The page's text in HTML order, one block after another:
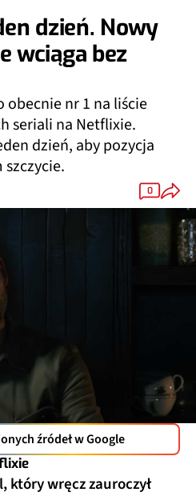
dzień. Nowy
wciąga bez
nr 1 na liście
seriali na Netflixie.
dzień, aby pozycja
szczycie.
0
źródeł w Google
wręcz zauroczył